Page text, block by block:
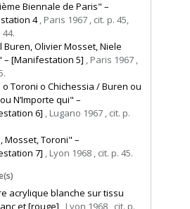
Biennale de Paris" –
4, Paris 1967 , cit. p. 45,
Buren, Olivier Mosset, Niele
– [Manifestation 5] , Paris 1967 ,
Toroni o Chichessia / Buren ou
N’Importe qui" –
6] , Lugano 1967 , cit. p.
Mosset, Toroni" –
7] , Lyon 1968 , cit. p. 45.
acrylique blanche sur tissu
et [rouge]
, Lyon 1968 , cit. p.